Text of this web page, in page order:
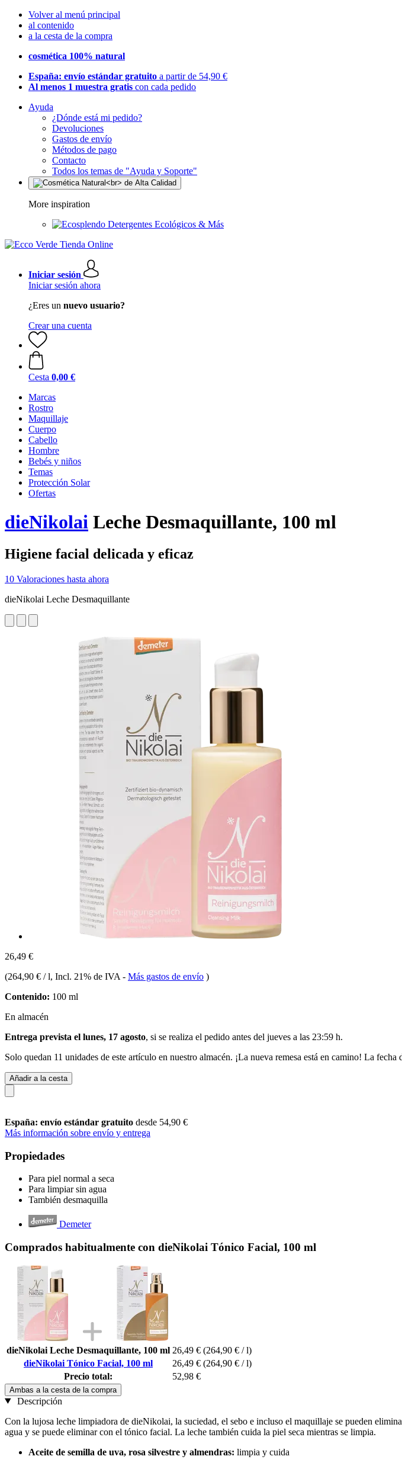
Volver al menú principal
al contenido
a la cesta de la compra
cosmética 100% natural
España: envío estándar gratuito a partir de 54,90 €
Al menos 1 muestra gratis con cada pedido
Ayuda
¿Dónde está mi pedido?
Devoluciones
Gastos de envío
Métodos de pago
Contacto
Todos los temas de "Ayuda y Soporte"
More inspiration
Detergentes Ecológicos & Más
Iniciar sesión
Iniciar sesión ahora
¿Eres un nuevo usuario?
Crear una cuenta
Cesta 0,00 €
Marcas
Rostro
Maquillaje
Cuerpo
Cabello
Hombre
Bebés y niños
Temas
Protección Solar
Ofertas
dieNikolai Leche Desmaquillante, 100 ml
Higiene facial delicada y eficaz
10 Valoraciones hasta ahora
dieNikolai Leche Desmaquillante
26,49 €
(264,90 € / l, Incl. 21% de IVA - Más gastos de envío )
Contenido: 100 ml
En almacén
Entrega prevista el lunes, 17 agosto, si se realiza el pedido antes del jueves a las 23:59 h.
Solo quedan 11 unidades de este artículo en nuestro almacén. ¡La nueva remesa está en camino! La
Añadir a la cesta
España: envío estándar gratuito desde 54,90 €
Más información sobre envío y entrega
Propiedades
Para piel normal a seca
Para limpiar sin agua
También desmaquilla
Demeter
Comprados habitualmente con dieNikolai Tónico Facial, 100 ml
dieNikolai Leche Desmaquillante, 100 ml 26,49 € (264,90 € / l)
dieNikolai Tónico Facial, 100 ml
26,49 € (264,90 € / l)
Precio total:
52,98 €
Ambas a la cesta de la compra
Descripción
Con la lujosa leche limpiadora de dieNikolai, la suciedad, el sebo e incluso el maquillaje se pueden
agua y se puede eliminar con el tónico facial. La leche también cuida la piel seca mientras se limpia.
Aceite de semilla de uva, rosa silvestre y almendras: limpia y cuida